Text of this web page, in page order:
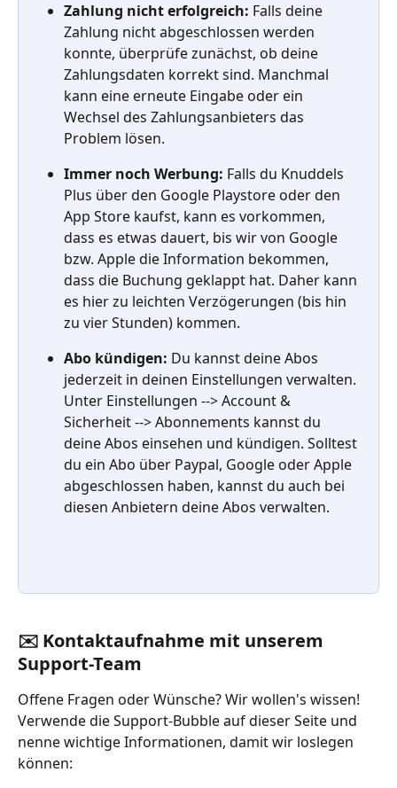
Zahlung nicht erfolgreich: Falls deine
Zahlung nicht abgeschlossen werden
konnte, überprüfe zunächst, ob deine
Zahlungsdaten korrekt sind. Manchmal
kann eine erneute Eingabe oder ein
Wechsel des Zahlungsanbieters das
Problem lösen.
Immer noch Werbung: Falls du Knuddels
Plus über den Google Playstore oder den
App Store kaufst, kann es vorkommen,
dass es etwas dauert, bis wir von Google
bzw. Apple die Information bekommen,
dass die Buchung geklappt hat. Daher kann
es hier zu leichten Verzögerungen (bis hin
zu vier Stunden) kommen.
Abo kündigen: Du kannst deine Abos
jederzeit in deinen Einstellungen verwalten.
Unter Einstellungen --> Account &
Sicherheit --> Abonnements kannst du
deine Abos einsehen und kündigen. Solltest
du ein Abo über Paypal, Google oder Apple
abgeschlossen haben, kannst du auch bei
diesen Anbietern deine Abos verwalten.
✉️ Kontaktaufnahme mit unserem
Support-Team
Offene Fragen oder Wünsche? Wir wollen's wissen!
Verwende die Support-Bubble auf dieser Seite und
nenne wichtige Informationen, damit wir loslegen
können: